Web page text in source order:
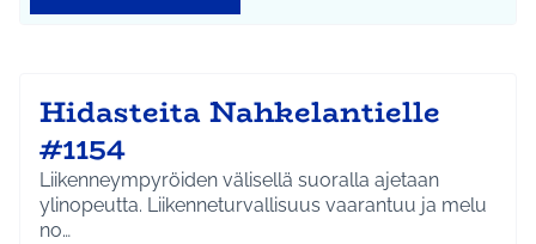
Hidasteita Nahkelantielle
#1154
Liikenneympyröiden välisellä suoralla ajetaan
ylinopeutta. Liikenneturvallisuus vaarantuu ja melu
no…